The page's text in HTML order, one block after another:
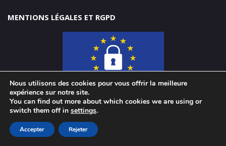
MENTIONS LÉGALES ET RGPD
© 2026 ClasseTICE 1d
Powered by WordPress
Nous utilisons des cookies pour vous offrir la meilleure
expérience sur notre site.
You can find out more about which cookies we are using or
switch them off in settings.
Accepter Rejeter